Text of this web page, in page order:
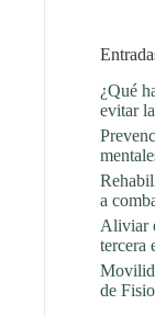
¿Qué
evitar
a
Aliviar
tercera
de